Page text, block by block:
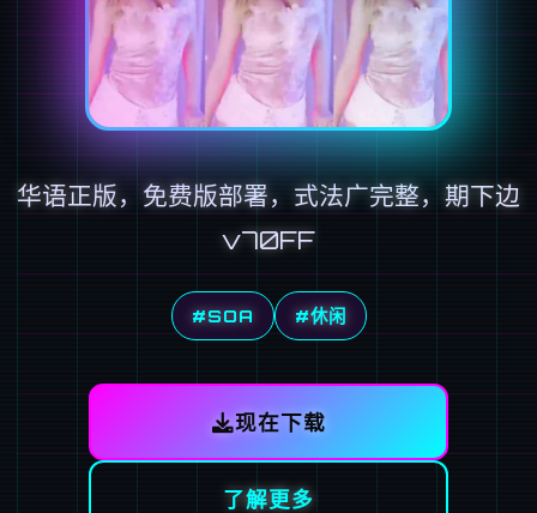
华语正版，免费版部署，式法广完整，期下边
v70FF
#SOA #休闲
现在下载
了解更多